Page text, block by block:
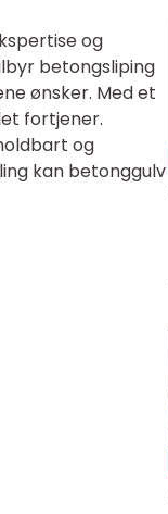
og
betongsliping
ønsker. Med et
fortjener.
og
kan betonggulv